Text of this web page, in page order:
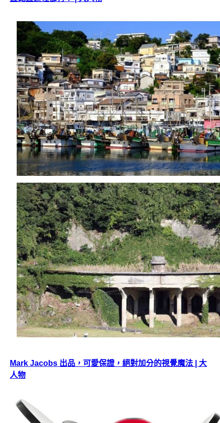
Mark Jacobs 出品，可愛保證，絕對加分的視覺魔法 | 大
人物